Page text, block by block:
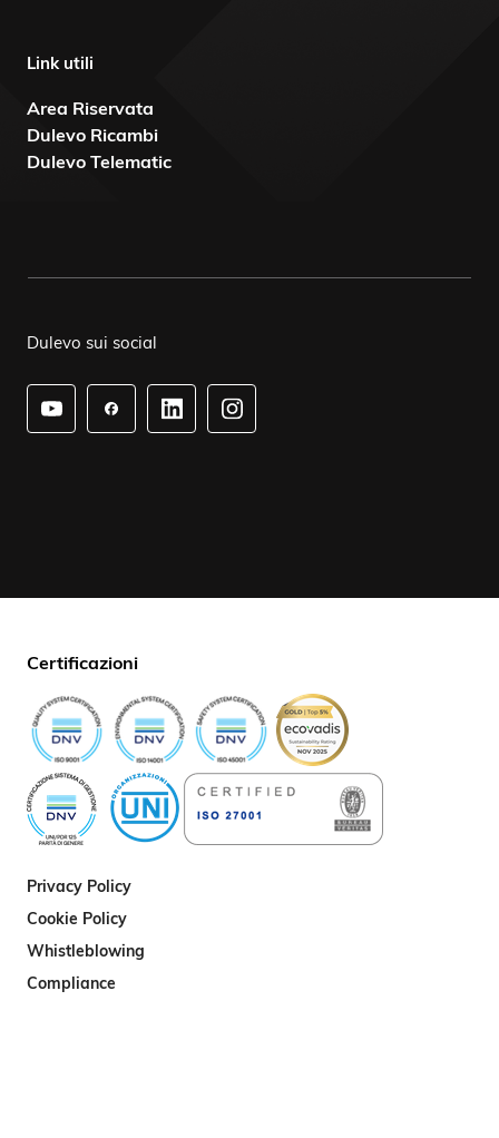
Link utili
Area Riservata
Dulevo Ricambi
Dulevo Telematic
Dulevo sui social
Certificazioni
Privacy Policy
Cookie Policy
Whistleblowing
Compliance